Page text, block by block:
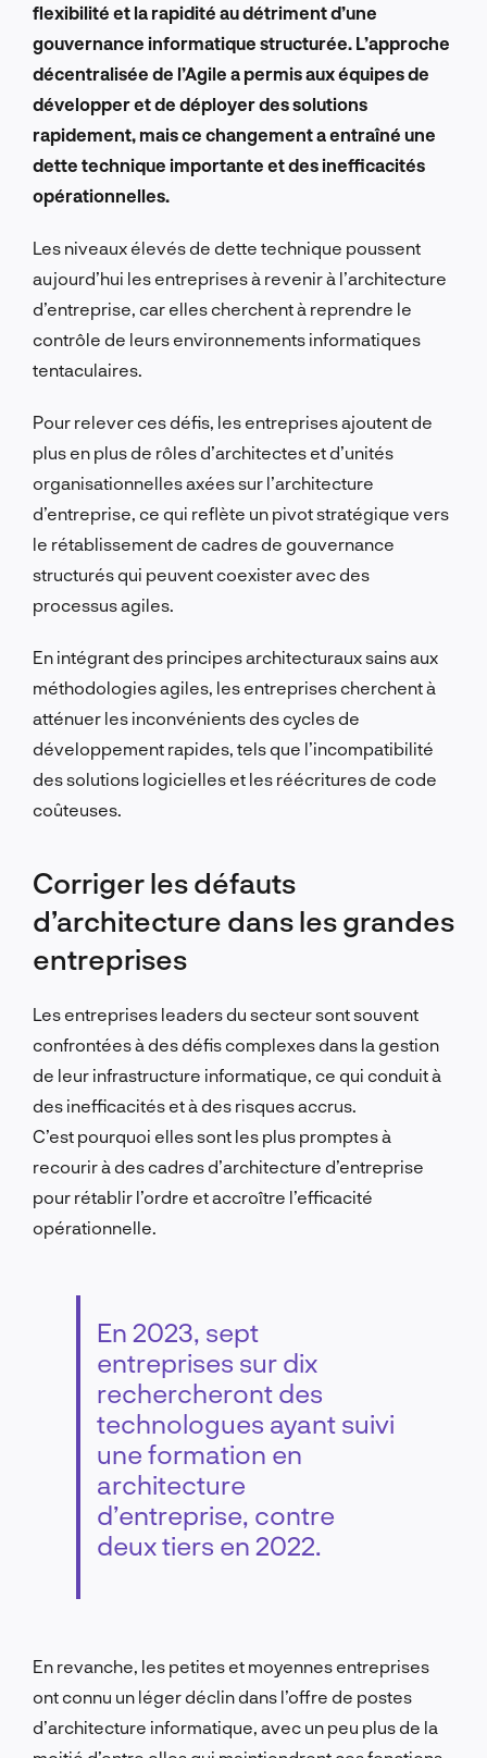
flexibilité et la rapidité au détriment d’une
gouvernance informatique structurée. L’approche
décentralisée de l’Agile a permis aux équipes de
développer et de déployer des solutions
rapidement, mais ce changement a entraîné une
dette technique importante et des inefficacités
opérationnelles.
Les niveaux élevés de dette technique poussent
aujourd’hui les entreprises à revenir à l’architecture
d’entreprise, car elles cherchent à reprendre le
contrôle de leurs environnements informatiques
tentaculaires.
Pour relever ces défis, les entreprises ajoutent de
plus en plus de rôles d’architectes et d’unités
organisationnelles axées sur l’architecture
d’entreprise, ce qui reflète un pivot stratégique vers
le rétablissement de cadres de gouvernance
structurés qui peuvent coexister avec des
processus agiles.
En intégrant des principes architecturaux sains aux
méthodologies agiles, les entreprises cherchent à
atténuer les inconvénients des cycles de
développement rapides, tels que l’incompatibilité
des solutions logicielles et les réécritures de code
coûteuses.
Corriger les défauts
d’architecture dans les grandes
entreprises
Les entreprises leaders du secteur sont souvent
confrontées à des défis complexes dans la gestion
de leur infrastructure informatique, ce qui conduit à
des inefficacités et à des risques accrus.
C’est pourquoi elles sont les plus promptes à
recourir à des cadres d’architecture d’entreprise
pour rétablir l’ordre et accroître l’efficacité
opérationnelle.
En 2023, sept
entreprises sur dix
rechercheront des
technologues ayant suivi
une formation en
architecture
d’entreprise, contre
deux tiers en 2022.
En revanche, les petites et moyennes entreprises
ont connu un léger déclin dans l’offre de postes
d’architecture informatique, avec un peu plus de la